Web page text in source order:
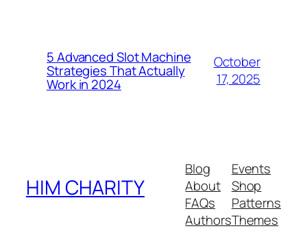
5 Advanced Slot Machine
Strategies That Actually
Work in 2024
October
17, 2025
HIM CHARITY
Blog
About
FAQs
Authors
Events
Shop
Patterns
Themes